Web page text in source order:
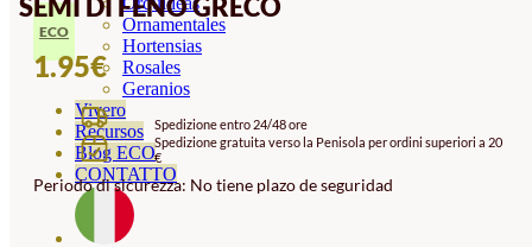
Ornamentales
Hortensias
Rosales
Geranios
Vivero
Recursos
Blog ECO
CONTATTO
ECO
1.95€
Spedizione entro 24/48 ore
Spedizione gratuita verso la Penisola per ordini superiori a 20
€
Periodo di sicurezza: No tiene plazo de seguridad